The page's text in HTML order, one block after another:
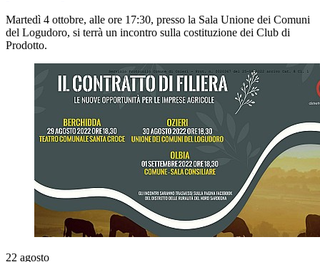
Martedì 4 ottobre, alle ore 17:30, presso la Sala Unione dei Comuni
del Logudoro, si terrà un incontro sulla costituzione dei Club di
Prodotto.
22 agosto